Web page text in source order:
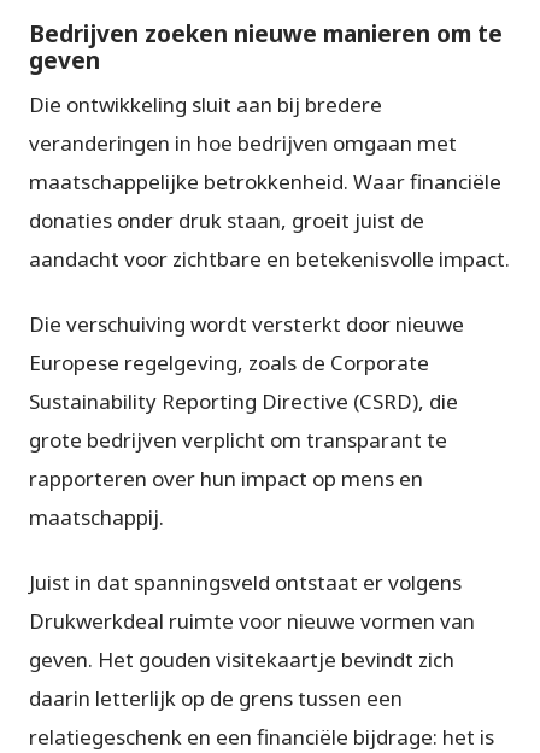
Bedrijven zoeken nieuwe manieren om te
geven
Die ontwikkeling sluit aan bij bredere
veranderingen in hoe bedrijven omgaan met
maatschappelijke betrokkenheid. Waar financiële
donaties onder druk staan, groeit juist de
aandacht voor zichtbare en betekenisvolle impact.
Die verschuiving wordt versterkt door nieuwe
Europese regelgeving, zoals de Corporate
Sustainability Reporting Directive (CSRD), die
grote bedrijven verplicht om transparant te
rapporteren over hun impact op mens en
maatschappij.
Juist in dat spanningsveld ontstaat er volgens
Drukwerkdeal ruimte voor nieuwe vormen van
geven. Het gouden visitekaartje bevindt zich
daarin letterlijk op de grens tussen een
relatiegeschenk en een financiële bijdrage: het is